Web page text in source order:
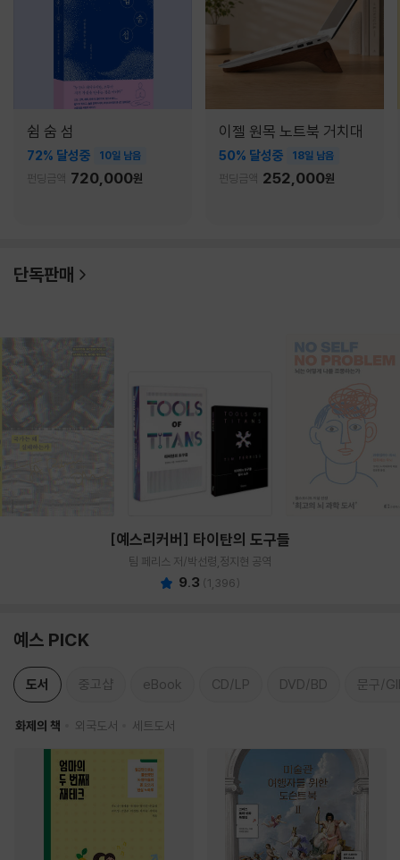
쉼 숨 섬
72% 달성중 10일 남음
펀딩금액 720,000원
이젤 원목 노트북 거치대
50% 달성중 18일 남음
펀딩금액 252,000원
단독판매
[예스리커버] 타이탄의 도구들
팀 페리스 저/박선령,정지현 공역
9.3 (1,396)
예스 PICK
도서 중고샵 eBook CD/LP DVD/BD 문구/
화제의 책 외국도서 세트도서